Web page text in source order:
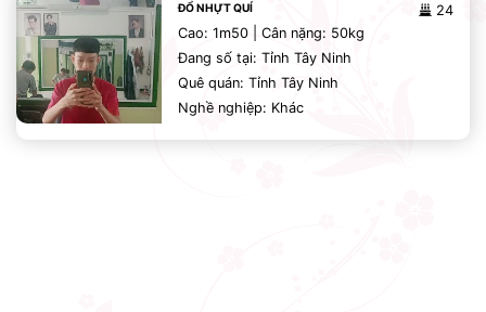
24
ĐỔ NHỰT QUÍ
Cao: 1m50 | Cân nặng: 50kg
Đang số tại: Tỉnh Tây Ninh
Quê quán: Tỉnh Tây Ninh
Nghề nghiệp: Khác